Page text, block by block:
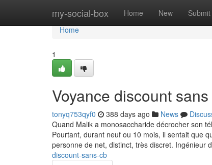
my-social-box Home New Submit
Home
Home
1
Voyance discount
tonyq753qyf0 388 days ago News
Quand Malik a monosaccharide décrocher son
Pourtant, durant neuf ou 10 mois, il sentait que
personne de net, distinct, très discret. Ingénieur
discount-sans-cb